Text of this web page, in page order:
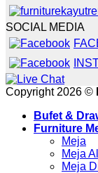
SOCIAL MEDIA
Copyright 2026 ©
Bufet &
Furniture
Meja
Meja
Meja